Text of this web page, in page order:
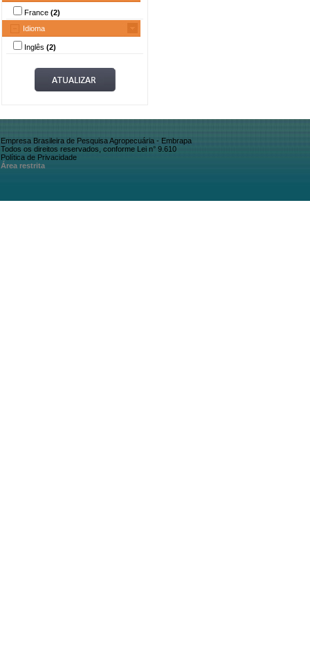
France (2)
Idioma
Inglês (2)
Empresa Brasileira de Pesquisa Agropecuária - Embrapa
Todos os direitos reservados, conforme Lei n° 9.610
Política de Privacidade
Área restrita